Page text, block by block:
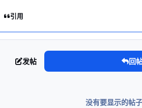
引用
发帖 回
没有要显示的帖子